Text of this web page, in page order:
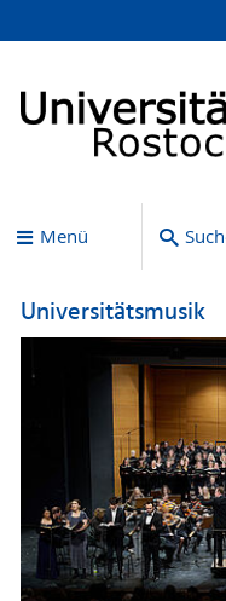
Menü
Universitätsmusik